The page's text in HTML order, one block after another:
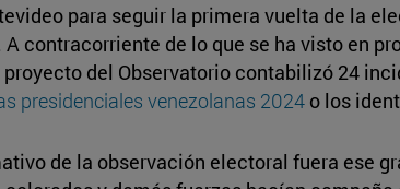
para seguir la primera vuelta de la
A contracorriente de lo que se ha visto en
del Observatorio contabilizó 24
presidenciales venezolanas 2024 o los
de la observación electoral fuera ese